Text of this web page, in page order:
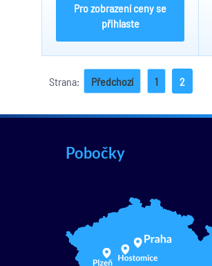
překročení...
Pro zobrazení ceny se
přihlaste
Strana: Předchozí 1 2
Pobočky